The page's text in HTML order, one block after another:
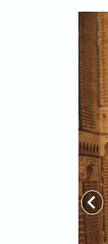
N.B:
in